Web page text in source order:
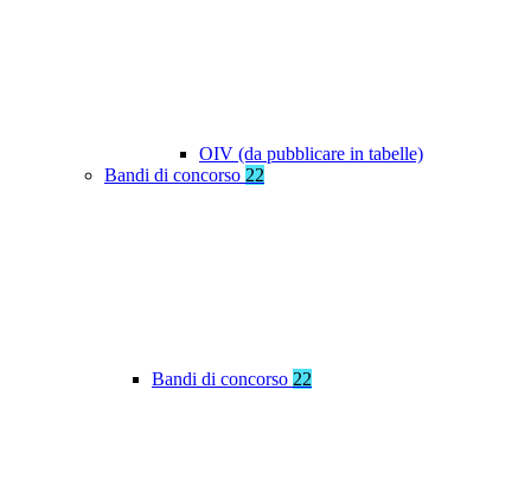
OIV (da pubblicare in tabelle)
Bandi di concorso 22
Bandi di concorso 22